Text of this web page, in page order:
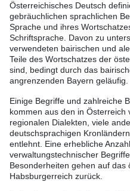
Österreichisches Deutsch
gebräuchlichen sprachlichen
Sprache und ihres
Schriftsprache. Davon zu
verwendeten bairischen und
Teile des Wortschatzes der
sind, bedingt durch das
angrenzenden Bayern geläufig.
Einige Begriffe und zahlreiche
kommen aus den in
regionalen Dialekten, viele
deutschsprachigen
entlehnt. Eine erhebliche
verwaltungstechnischer
Besonderheiten gehen auf das
Habsburgerreich zurück.